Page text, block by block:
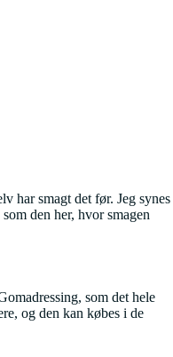
har smagt det før. Jeg synes
den her, hvor smagen
som det hele
og den kan købes i de